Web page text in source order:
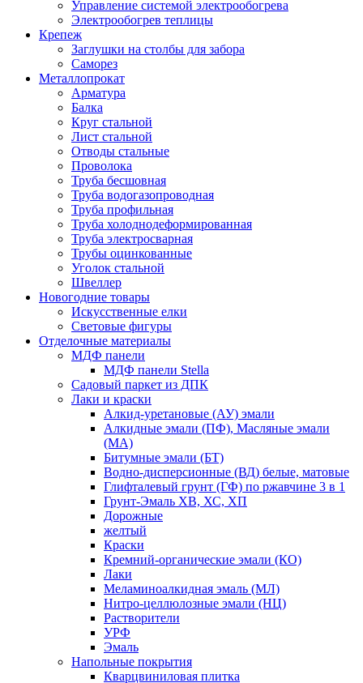
Управление системой электрообогрева
Электрообогрев теплицы
Крепеж
Заглушки на столбы для забора
Саморез
Металлопрокат
Арматура
Балка
Круг стальной
Лист стальной
Отводы стальные
Проволока
Труба бесшовная
Труба водогазопроводная
Труба профильная
Труба холоднодеформированная
Труба электросварная
Трубы оцинкованные
Уголок стальной
Швеллер
Новогодние товары
Искусственные елки
Световые фигуры
Отделочные материалы
МДФ панели
МДФ панели Stella
Садовый паркет из ДПК
Лаки и краски
Алкид-уретановые (АУ) эмали
Алкидные эмали (ПФ), Масляные эмали
(МА)
Битумные эмали (БТ)
Водно-дисперсионные (ВД) белые, матовые
Глифталевый грунт (ГФ) по ржавчине 3 в 1
Грунт-Эмаль ХВ, ХС, ХП
Дорожные
желтый
Краски
Кремний-органические эмали (КО)
Лаки
Меламиноалкидная эмаль (МЛ)
Нитро-целлюлозные эмали (НЦ)
Растворители
УРФ
Эмаль
Напольные покрытия
Кварцвиниловая плитка